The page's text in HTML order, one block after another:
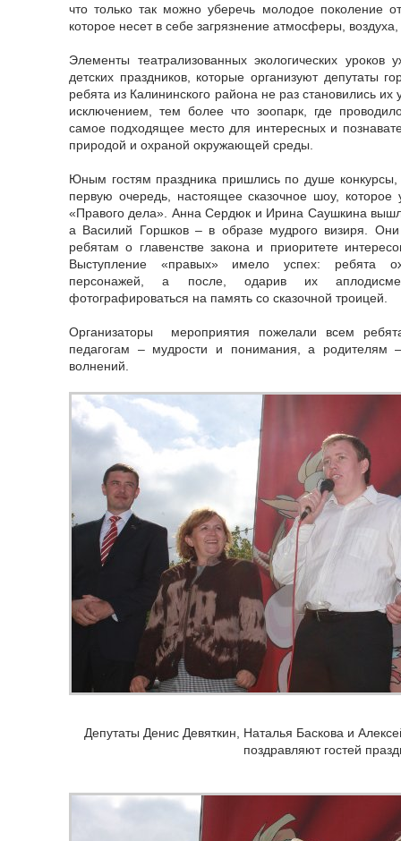
что только так можно уберечь молодое поколение
которое несет в себе загрязнение атмосферы,
Элементы театрализованных экологических
детских праздников, которые организуют депутаты
ребята из Калининского района не раз становились
исключением, тем более что зоопарк, где
самое подходящее место для интересных и
природой и охраной окружающей среды.
Юным гостям праздника пришлись по душе конкурсы,
первую очередь, настоящее сказочное шоу, которое
«Правого дела». Анна Сердюк и Ирина Саушкина
а Василий Горшков – в образе мудрого визиря.
ребятам о главенстве закона и приоритете
Выступление «правых» имело успех: ребята
персонажей, а после, одарив их
фотографироваться на память со сказочной троицей.
Организаторы мероприятия пожелали всем
педагогам – мудрости и понимания, а родителям
волнений.
Депутаты Денис Девяткин, Наталья Баскова и
поздравляют гостей